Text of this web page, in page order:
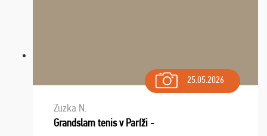
25.05.2026
Zuzka N.
Grandslam tenis v Paríži -